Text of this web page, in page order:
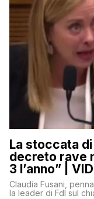
La stoccata di
decreto rave
3 l’anno” |
Claudia Fusani,
la leader di FdI sul